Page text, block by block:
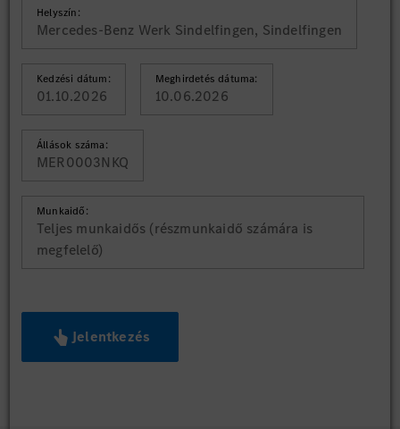
Helyszín:
Mercedes-Benz Werk Sindelfingen, Sindelfingen
Kedzési dátum:
01.10.2026
Meghirdetés dátuma:
10.06.2026
Állások száma:
MER0003NKQ
Munkaidő:
Teljes munkaidős (részmunkaidő számára is
megfelelő)
Jelentkezés